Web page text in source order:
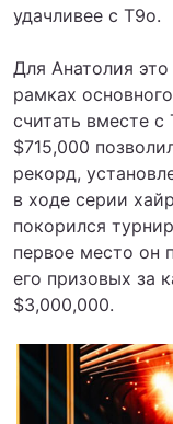
удачливее с T9o.
Для Анатолия
рамках
считать вместе
$715,000
рекорд,
в ходе серии
покорился
первое место он
его призовых за
$3,000,000.